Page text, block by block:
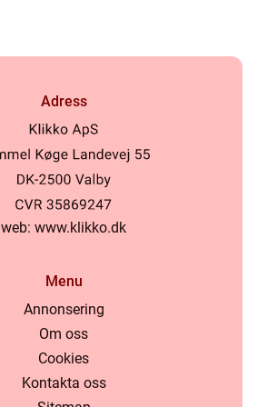
Adress
web: www.klikko.dk
Menu
Annonsering
Om oss
Cookies
Kontakta oss